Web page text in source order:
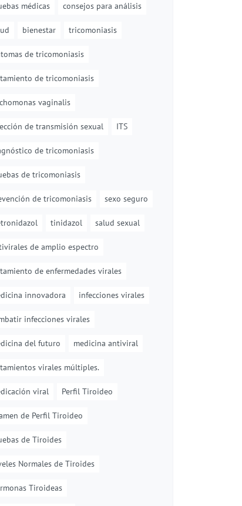
médicas consejos para análisis
bienestar tricomoniasis
de tricomoniasis
de tricomoniasis
vaginalis
de transmisión sexual ITS
de tricomoniasis
de tricomoniasis
de tricomoniasis sexo seguro
tinidazol salud sexual
de amplio espectro
de enfermedades virales
innovadora infecciones virales
infecciones virales
del futuro medicina antiviral
virales múltiples.
viral Perfil Tiroideo
de Perfil Tiroideo
de Tiroides
Normales de Tiroides
Tiroideas